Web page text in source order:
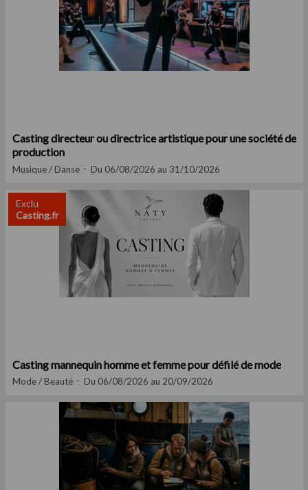
Casting directeur ou directrice artistique pour une société de
production
Musique / Danse Du 06/08/2026 au 31/10/2026
Exclu
Casting.fr
Casting mannequin homme et femme pour défilé de mode
Mode / Beauté Du 06/08/2026 au 20/09/2026